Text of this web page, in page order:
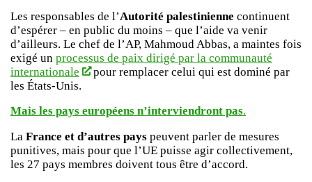
Les responsables de l’Autorité palestinienne continuent
d’espérer – en public du moins – que l’aide va venir
d’ailleurs. Le chef de l’AP, Mahmoud Abbas, a maintes fois
exigé un processus de paix dirigé par la communauté
internationale
pour remplacer celui qui est dominé par
les États-Unis.
Mais les pays européens n’interviendront pas.
La France et d’autres pays peuvent parler de mesures
punitives, mais pour que l’UE puisse agir collectivement,
les 27 pays membres doivent tous être d’accord.